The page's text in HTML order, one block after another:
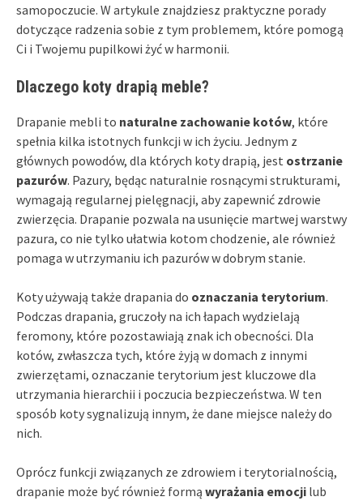
samopoczucie. W artykule znajdziesz praktyczne porady
dotyczące radzenia sobie z tym problemem, które pomogą
Ci i Twojemu pupilkowi żyć w harmonii.
Dlaczego koty drapią meble?
Drapanie mebli to naturalne zachowanie kotów, które
spełnia kilka istotnych funkcji w ich życiu. Jednym z
głównych powodów, dla których koty drapią, jest ostrzanie
pazurów. Pazury, będąc naturalnie rosnącymi strukturami,
wymagają regularnej pielęgnacji, aby zapewnić zdrowie
zwierzęcia. Drapanie pozwala na usunięcie martwej warstwy
pazura, co nie tylko ułatwia kotom chodzenie, ale również
pomaga w utrzymaniu ich pazurów w dobrym stanie.
Koty używają także drapania do oznaczania terytorium.
Podczas drapania, gruczoły na ich łapach wydzielają
feromony, które pozostawiają znak ich obecności. Dla
kotów, zwłaszcza tych, które żyją w domach z innymi
zwierzętami, oznaczanie terytorium jest kluczowe dla
utrzymania hierarchii i poczucia bezpieczeństwa. W ten
sposób koty sygnalizują innym, że dane miejsce należy do
nich.
Oprócz funkcji związanych ze zdrowiem i terytorialnością,
drapanie może być również formą wyrażania emocji lub